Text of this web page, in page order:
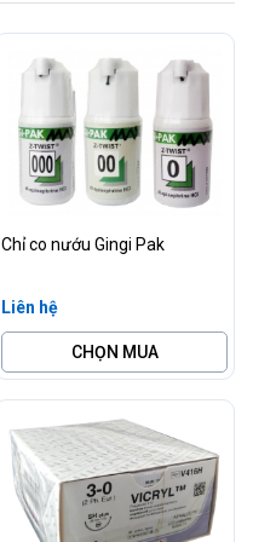
Chỉ co nướu Gingi Pak
Liên hệ
CHỌN MUA